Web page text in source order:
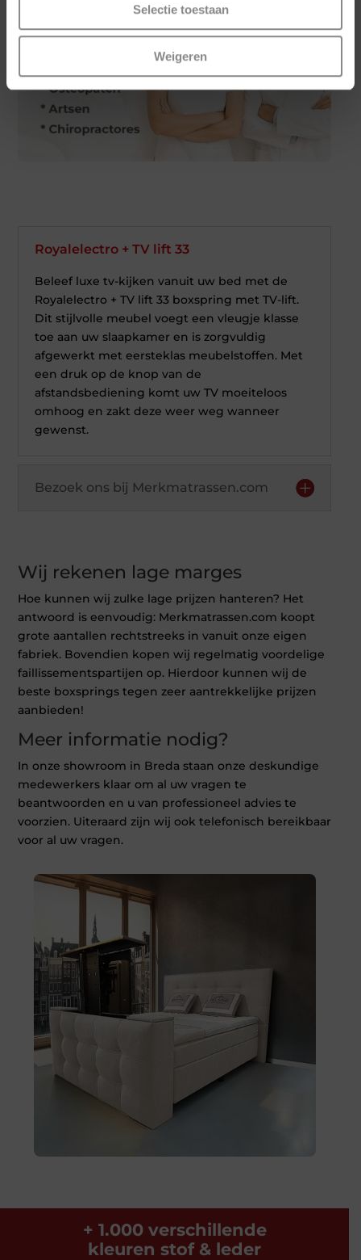
Selectie toestaan
Weigeren
Royalelectro + TV lift 33
Beleef luxe tv-kijken vanuit uw bed met de
Royalelectro + TV lift 33 boxspring met TV-lift.
Dit stijlvolle meubel voegt een vleugje klasse
toe aan uw slaapkamer en is zorgvuldig
afgewerkt met eersteklas meubelstoffen. Met
een druk op de knop van de
afstandsbediening komt uw TV moeiteloos
omhoog en zakt deze weer weg wanneer
gewenst.
Bezoek ons bij Merkmatrassen.com
Wij rekenen lage marges
Hoe kunnen wij zulke lage prijzen hanteren? Het
antwoord is eenvoudig: Merkmatrassen.com koopt
grote aantallen rechtstreeks in vanuit onze eigen
fabriek. Bovendien kopen wij regelmatig voordelige
faillissementspartijen op. Hierdoor kunnen wij de
beste boxsprings tegen zeer aantrekkelijke prijzen
aanbieden!
Meer informatie nodig?
In onze showroom in Breda staan onze deskundige
medewerkers klaar om al uw vragen te
beantwoorden en u van professioneel advies te
voorzien. Uiteraard zijn wij ook telefonisch bereikbaar
voor al uw vragen.
+ 1.000 verschillende
kleuren stof & leder